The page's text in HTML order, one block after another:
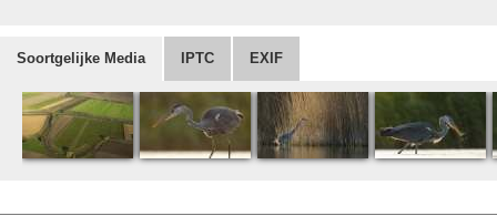
Soortgelijke Media IPTC EXIF